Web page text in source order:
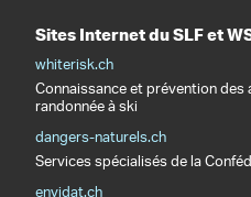
Sites Internet du SLF et
whiterisk.ch
Connaissance et prévention
randonnée à ski
dangers-naturels.ch
Services spécialisés de la